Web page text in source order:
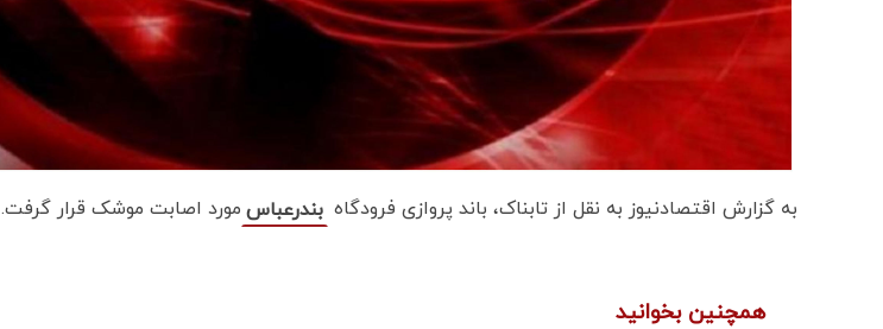
به گزارش اقتصادنیوز به نقل از تابناک، باند پروازی فرودگاه بندرعباس مورد اصابت موشک قرار گرفت.
همچنین بخوانید